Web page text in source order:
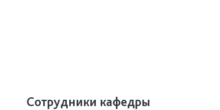
Сотрудники кафедры